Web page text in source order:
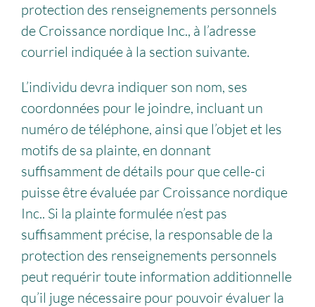
protection des renseignements personnels
de Croissance nordique Inc., à l’adresse
courriel indiquée à la section suivante.
L’individu devra indiquer son nom, ses
coordonnées pour le joindre, incluant un
numéro de téléphone, ainsi que l’objet et les
motifs de sa plainte, en donnant
suffisamment de détails pour que celle-ci
puisse être évaluée par Croissance nordique
Inc.. Si la plainte formulée n’est pas
suffisamment précise, la responsable de la
protection des renseignements personnels
peut requérir toute information additionnelle
qu’il juge nécessaire pour pouvoir évaluer la